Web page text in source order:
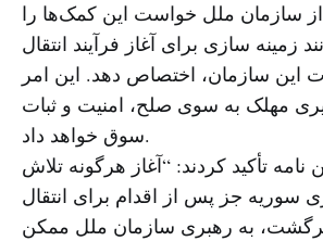
سازمان ملل خواست این کمک‌ها را
زمینه سازی برای آغاز فرآیند انتقال
این سازمان، اختصاص دهد. این امر
مهلک به سوی صلح، امنیت و ثبات
سوق خواهد داد.
نامه تأکید کردند: “آغاز هرگونه تلاش
سوریه جز پس از اقدام برای انتقال
به رهبری سازمان ملل ممکن